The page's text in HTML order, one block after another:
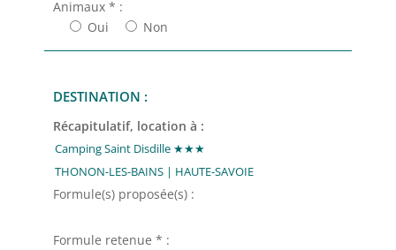
Animaux * :
Oui
Non
DESTINATION :
Récapitulatif, location à :
Formule(s) proposée(s) :
Formule retenue * :